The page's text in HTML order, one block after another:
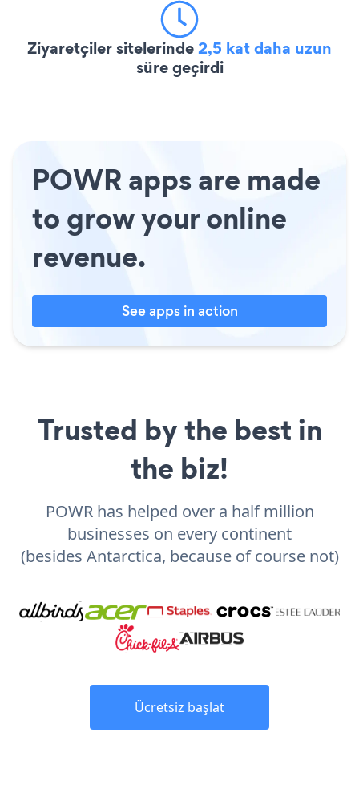
Ziyaretçiler sitelerinde2,5 kat daha uzun
süre geçirdi
POWR apps are made
to grow your online
revenue.
See apps in action
Trusted by the best in
the biz!
POWR has helped over a half million
businesses on every continent
(besides Antarctica, because of course not)
Ücretsiz başlat